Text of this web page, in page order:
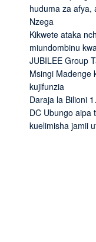
huduma za afya,
Nzega
Kikwete ataka
miundombinu
JUBILEE Group
Msingi Madenge
kujifunzia
Daraja la Bilioni
DC Ubungo aipa
kuelimisha jamii